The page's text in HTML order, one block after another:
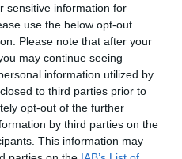
sensitive information for
use the below opt-out
Please note that after your
may continue seeing
information utilized by
to third parties prior to
opt-out of the further
by third parties on the
This information may
forint
forint